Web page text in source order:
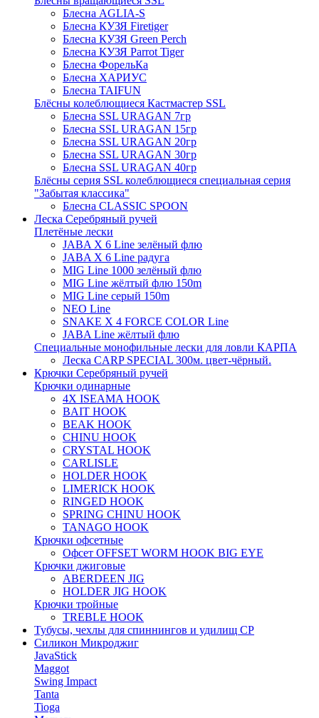
Блесна AGLIA-S
Блесна КУЗЯ Firetiger
Блесна КУЗЯ Green Perch
Блесна КУЗЯ Parrot Tiger
Блесна ФорельКа
Блесна ХАРИУС
Блесна TAIFUN
Блёсны колеблющиеся Кастмастер SSL
Блесна SSL URAGAN 7гр
Блесна SSL URAGAN 15гр
Блесна SSL URAGAN 20гр
Блесна SSL URAGAN 30гр
Блесна SSL URAGAN 40гр
Блёсны серия SSL колеблющиеся специальная серия
"Забытая классика"
Блесна CLASSIC SPOON
Леска Серебряный ручей
Плетёные лески
JABA X 6 Line зелёный флю
JABA X 6 Line радуга
MIG Line 1000 зелёный флю
MIG Line жёлтый флю 150m
MIG Line серый 150m
NEO Line
SNAKE X 4 FORCE COLOR Line
JABA Line жёлтый флю
Специальные монофильные лески для ловли КАРПА
Леска CARP SPECIAL 300м. цвет-чёрный.
Крючки Серебряный ручей
Крючки одинарные
4X ISEAMA HOOK
BAIT HOOK
BEAK HOOK
CHINU HOOK
CRYSTAL HOOK
CARLISLE
HOLDER HOOK
LIMERICK HOOK
RINGED HOOK
SPRING CHINU HOOK
TANAGO HOOK
Крючки офсетные
Офсет OFFSET WORM HOOK BIG EYE
Крючки джиговые
ABERDEEN JIG
HOLDER JIG HOOK
Крючки тройные
TREBLE HOOK
Тубусы, чехлы для спиннингов и удилищ СР
Силикон Микроджиг
JavaStick
Maggot
Swing Impact
Tanta
Tioga